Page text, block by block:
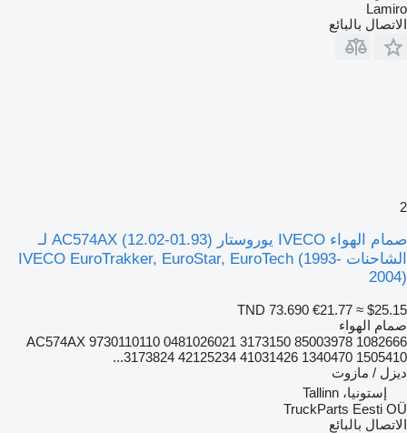
Lamiro
الاتصال بالبائع
2
صمام الهواء IVECO يوروستار (01.93-12.02) AC574AX لـ
الشاحنات IVECO EuroTrakker, EuroStar, EuroTech (1993-
2004)
TND 73.690 €21.77 ≈ $25.15
صمام الهواء
AC574AX 9730110110 0481026021 3173150 85003978 1082666
3173824 42125234 41031426 1340470 1505410...
ديزل / مازوت
إستونيا، Tallinn
TruckParts Eesti OÜ
الاتصال بالبائع